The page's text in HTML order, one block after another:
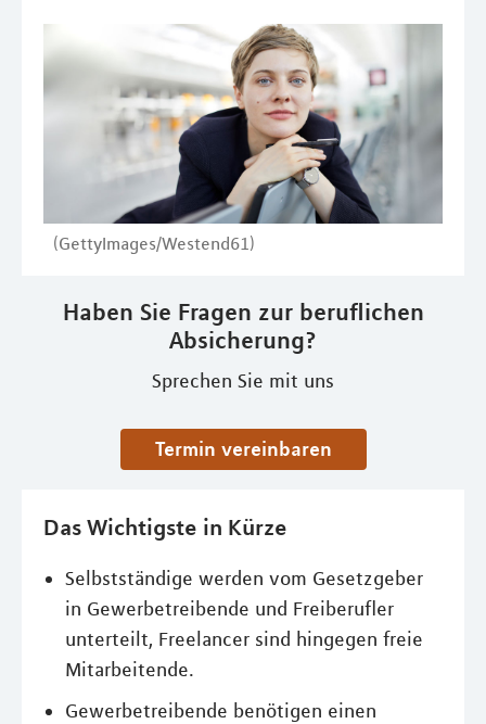
(GettyImages/Westend61)
Haben Sie Fragen zur beruflichen
Absicherung?
Sprechen Sie mit uns
Termin vereinbaren
Das Wichtigste in Kürze
Selbstständige werden vom Gesetzgeber
in Gewerbetreibende und Freiberufler
unterteilt, Freelancer sind hingegen freie
Mitarbeitende.
Gewerbetreibende benötigen einen